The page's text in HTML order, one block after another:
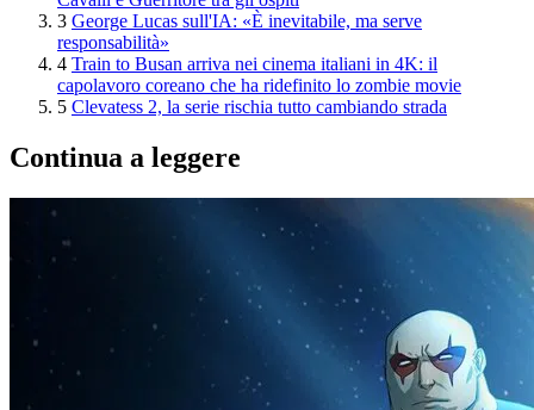
3 George Lucas sull'IA: «È inevitabile, ma serve
responsabilità»
4 Train to Busan arriva nei cinema italiani in 4K: il
capolavoro coreano che ha ridefinito lo zombie movie
5 Clevatess 2, la serie rischia tutto cambiando strada
Continua a leggere